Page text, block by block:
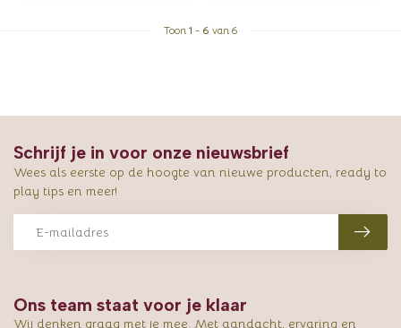
Toon 1 - 6 van 6
Ons team staat voor je klaar
Wij denken graag met je mee. Met aandacht, ervaring en
Schrijf je in voor onze nieuwsbrief
Wees als eerste op de hoogte van nieuwe producten, ready to
play tips en meer!